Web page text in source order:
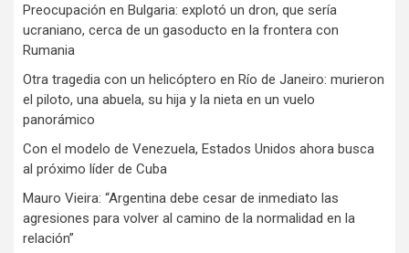
Preocupación en Bulgaria: explotó un dron, que sería
ucraniano, cerca de un gasoducto en la frontera con
Rumania
Otra tragedia con un helicóptero en Río de Janeiro: murieron
el piloto, una abuela, su hija y la nieta en un vuelo
panorámico
Con el modelo de Venezuela, Estados Unidos ahora busca
al próximo líder de Cuba
Mauro Vieira: “Argentina debe cesar de inmediato las
agresiones para volver al camino de la normalidad en la
relación”